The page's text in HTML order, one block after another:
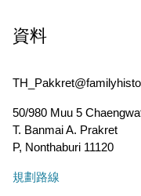
資料
50/980 Muu 5
T. Banmai A. Prakret
P, Nonthaburi 11120
規劃路線